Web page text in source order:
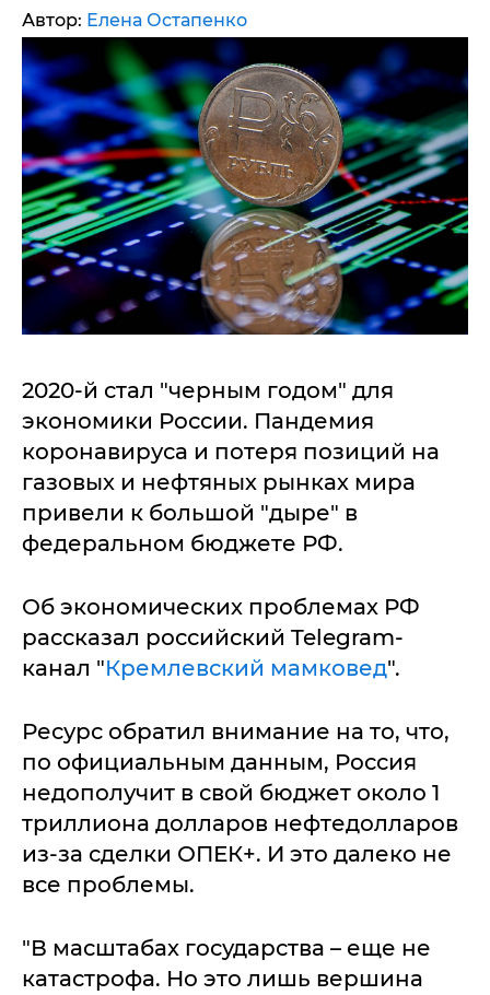
Автор: Елена Остапенко
2020-й стал "черным годом" для
экономики России. Пандемия
коронавируса и потеря позиций на
газовых и нефтяных рынках мира
привели к большой "дыре" в
федеральном бюджете РФ.
Об экономических проблемах РФ
рассказал российский Telegram-
канал "Кремлевский мамковед".
Ресурс обратил внимание на то, что,
по официальным данным, Россия
недополучит в свой бюджет около 1
триллиона долларов нефтедолларов
из-за сделки ОПЕК+. И это далеко не
все проблемы.
"В масштабах государства – еще не
катастрофа. Но это лишь вершина